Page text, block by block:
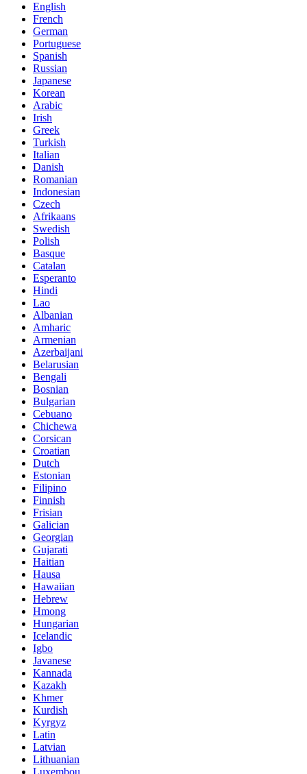
English
French
German
Portuguese
Spanish
Russian
Japanese
Korean
Arabic
Irish
Greek
Turkish
Italian
Danish
Romanian
Indonesian
Czech
Afrikaans
Swedish
Polish
Basque
Catalan
Esperanto
Hindi
Lao
Albanian
Amharic
Armenian
Azerbaijani
Belarusian
Bengali
Bosnian
Bulgarian
Cebuano
Chichewa
Corsican
Croatian
Dutch
Estonian
Filipino
Finnish
Frisian
Galician
Georgian
Gujarati
Haitian
Hausa
Hawaiian
Hebrew
Hmong
Hungarian
Icelandic
Igbo
Javanese
Kannada
Kazakh
Khmer
Kurdish
Kyrgyz
Latin
Latvian
Lithuanian